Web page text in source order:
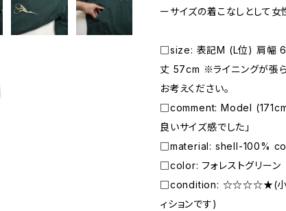
ーサイズの着こなしとして女
□size: 表記M (L位) 肩幅
丈 57cm ※ライニングが張
お考えください。
□comment: Model (171cm/
良いサイズ感でした」
□material: shell-100%
□color: フォレストグリーン
□condition: ☆☆☆☆★(小さ
ィションです)